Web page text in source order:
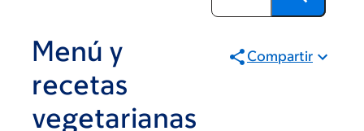
Menú y
recetas
vegetarianas
Compartir